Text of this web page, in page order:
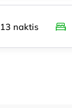
13 naktis